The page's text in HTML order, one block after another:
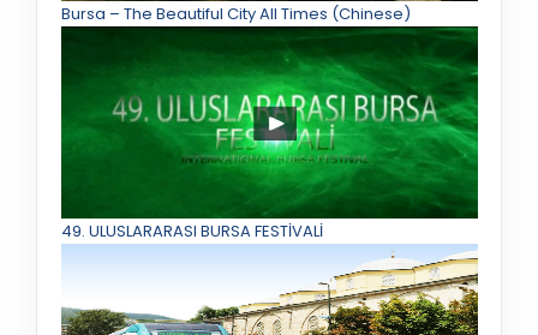
Bursa – The Beautiful City All Times (Chinese)
49. ULUSLARARASI BURSA FESTİVALİ